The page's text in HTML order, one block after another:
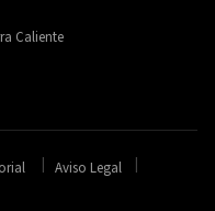
Caliente
Aviso Legal